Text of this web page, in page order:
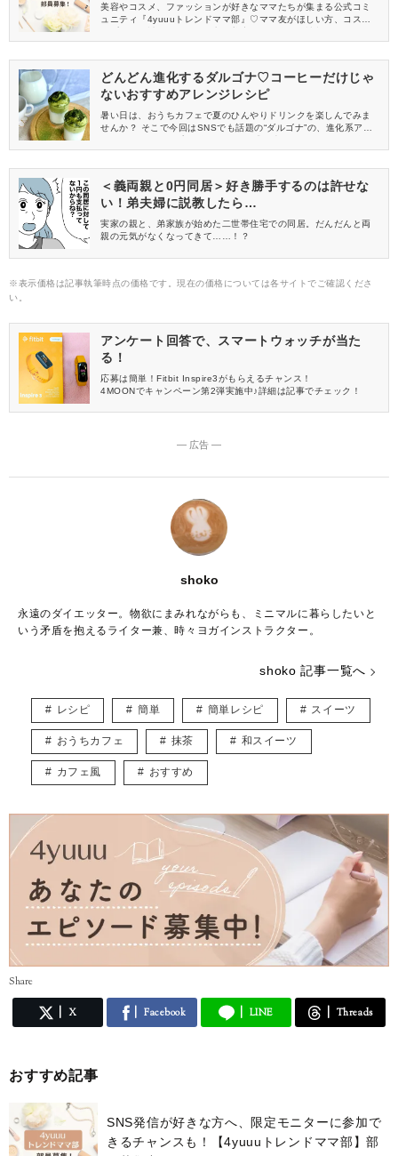
員募集中
美容やコスメ、ファッションが好きなママたちが集まる公式コミ
ュニティ『4yuuuトレンドママ部』♡ママ友がほしい方、コスメサ
信してくれる方を募集しています！
どんどん進化するダルゴナ♡コーヒーだけじゃ
ないおすすめアレンジレシピ
暑い日は、おうちカフェで夏のひんやりドリンクを楽しんでみま
せんか？ そこで今回はSNSでも話題の“ダルゴナ”の、進化系アレ
ます！
＜義両親と0円同居＞好き勝手するのは許せな
い！弟夫婦に説教したら…
実家の親と、弟家族が始めた二世帯住宅での同居。だんだんと両
親の元気がなくなってきて……！？
※表示価格は記事執筆時点の価格です。現在の価格については各サイトでご確認くださ
い。
アンケート回答で、スマートウォッチが当た
る！
応募は簡単！Fitbit Inspire3がもらえるチャンス！
4MOONでキャンペーン第2弾実施中♪詳細は記事でチェック！
― 広告 ―
shoko
永遠のダイエッター。物欲にまみれながらも、ミニマルに暮らしたいと
いう矛盾を抱えるライター兼、時々ヨガインストラクター。
shoko 記事一覧へ
レシピ 簡単 簡単レシピ スイーツ
おうちカフェ 抹茶 和スイーツ
カフェ風 おすすめ
Share
X Facebook LINE Threads
おすすめ記事
SNS発信が好きな方へ、限定モニターに参加で
きるチャンスも！【4yuuuトレンドママ部】部